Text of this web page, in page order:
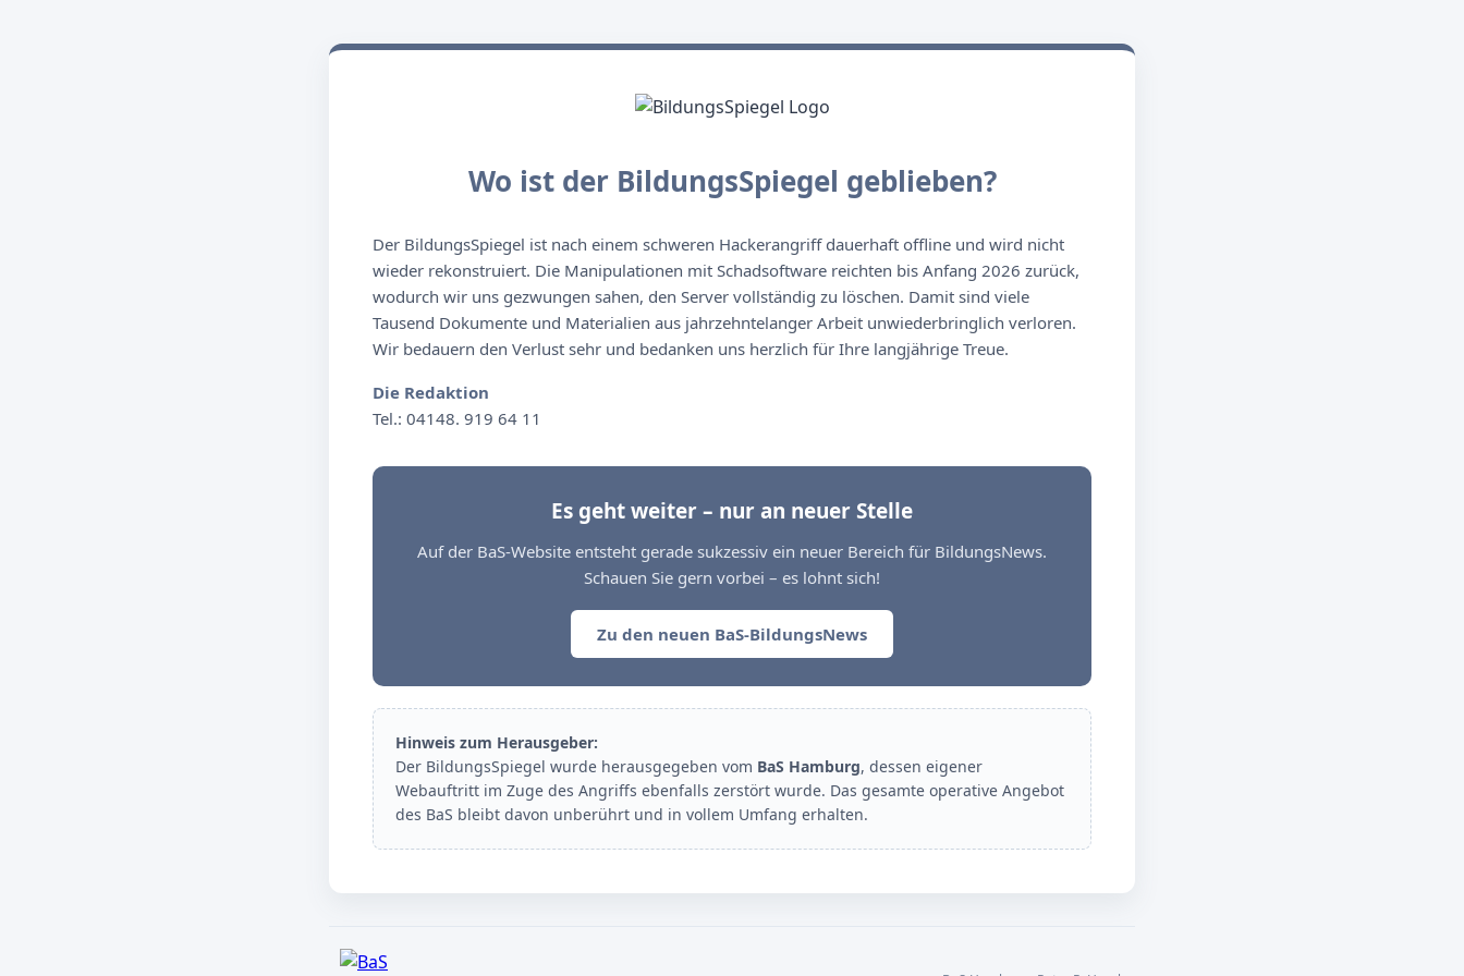
Wo ist der BildungsSpiegel geblieben?
Der BildungsSpiegel ist nach einem schweren Hackerangriff dauerhaft offline und wird nicht
wieder rekonstruiert. Die Manipulationen mit Schadsoftware reichten bis Anfang 2026 zurück,
wodurch wir uns gezwungen sahen, den Server vollständig zu löschen. Damit sind viele
Tausend Dokumente und Materialien aus jahrzehntelanger Arbeit unwiederbringlich verloren.
Wir bedauern den Verlust sehr und bedanken uns herzlich für Ihre langjährige Treue.
Die Redaktion
Tel.: 04148. 919 64 11
Es geht weiter – nur an neuer Stelle
Auf der BaS-Website entsteht gerade sukzessiv ein neuer Bereich für BildungsNews.
Schauen Sie gern vorbei – es lohnt sich!
Zu den neuen BaS-BildungsNews
Hinweis zum Herausgeber:
Der BildungsSpiegel wurde herausgegeben vom BaS Hamburg, dessen eigener
Webauftritt im Zuge des Angriffs ebenfalls zerstört wurde. Das gesamte operative Angebot
des BaS bleibt davon unberührt und in vollem Umfang erhalten.